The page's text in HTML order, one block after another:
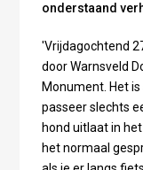
onderstaand
'Vrijdagochtend
door Warnsveld
Monument. Het
passeer slechts
hond uitlaat in
het normaal